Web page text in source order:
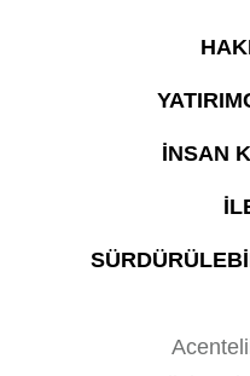
İNSAN